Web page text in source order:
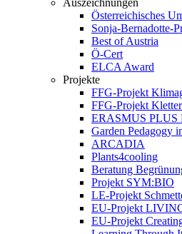
Auszeichnungen
Österreichisches
Sonja-Bernadotte-
Best of Austria
Ö-Cert
ELCA Award
Projekte
FFG-Projekt
FFG-Projekt
ERASMUS PLUS
Garden Pedagogy
ARCADIA
Plants4cooling
Beratung
Projekt SYM:BIO
LE-Projekt
EU-Projekt
EU-Projekt